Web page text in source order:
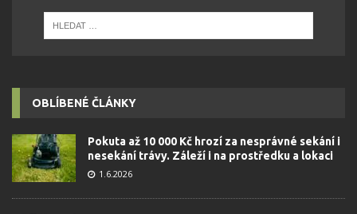
OBLÍBENÉ ČLÁNKY
Pokuta až 10 000 Kč hrozí za nesprávné sekání i
nesekání trávy. Záleží i na prostředku a lokaci
1.6.2026